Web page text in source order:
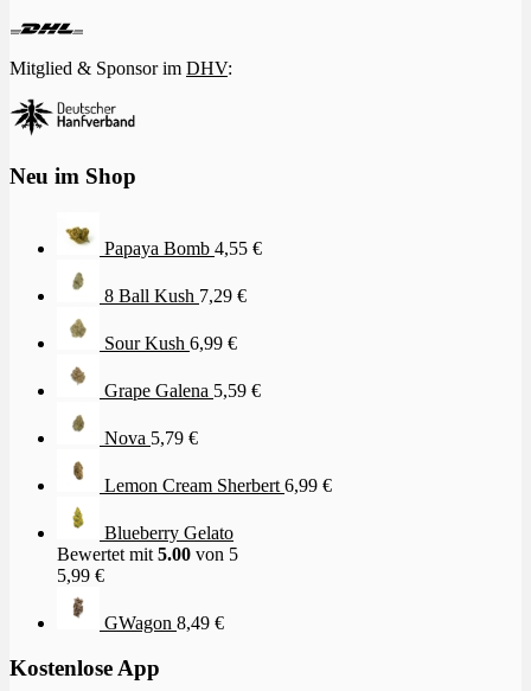
Mitglied & Sponsor im DHV:
Neu im Shop
Papaya Bomb 4,55 €
8 Ball Kush 7,29 €
Sour Kush 6,99 €
Grape Galena 5,59 €
Nova 5,79 €
Lemon Cream Sherbert 6,99 €
Blueberry Gelato
Bewertet mit 5.00 von 5
5,99 €
GWagon 8,49 €
Kostenlose App